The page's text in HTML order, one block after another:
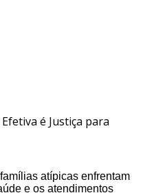
atípicas enfrentam
e os atendimentos